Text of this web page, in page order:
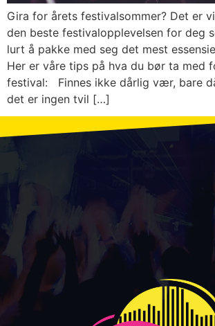
Gira for årets festivalsommer? Det er
den beste festivalopplevelsen for deg
lurt å pakke med seg det mest
Her er våre tips på hva du bør ta med
festival: Finnes ikke dårlig vær, bare
det er ingen tvil […]